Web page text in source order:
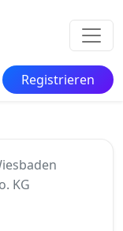
Registrieren
KG